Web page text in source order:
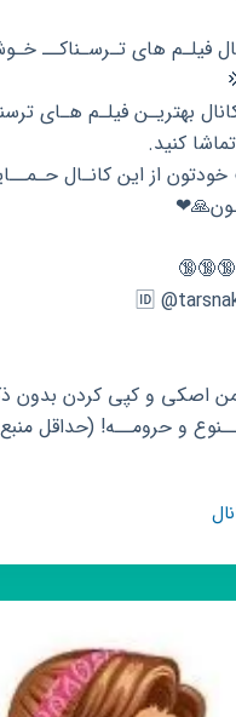
فیلـم های تـرسـناکــ
بهتریـن فیلـم هـای
کنید.
از این کانـال
🆔
اصکی و کپی کردن بدون
و حرومــه! (حداقل
کانال
فیلم
های
tarsnak
movies